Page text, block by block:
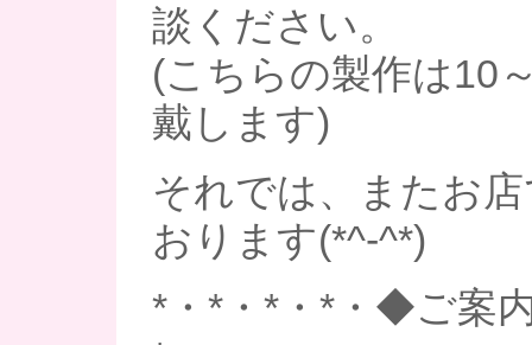
談ください。
(こちらの製作は10
戴します)
それでは、またお
おります(*^-^*)
*・*・*・*・◆ご案